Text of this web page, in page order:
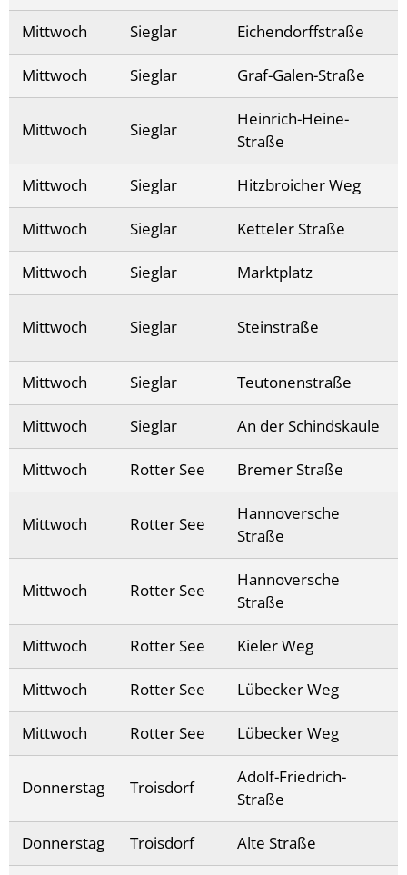
Mittwoch Sieglar Eichendorffstraße
Mittwoch Sieglar Graf-Galen-Straße
Mittwoch Sieglar
Heinrich-Heine-
Straße
Mittwoch Sieglar Hitzbroicher Weg
Mittwoch Sieglar Ketteler Straße
Mittwoch Sieglar Marktplatz
Mittwoch Sieglar Steinstraße
Mittwoch Sieglar Teutonenstraße
Mittwoch Sieglar An der Schindskaule
Mittwoch Rotter See Bremer Straße
Mittwoch Rotter See
Hannoversche
Straße
Mittwoch Rotter See
Hannoversche
Straße
Mittwoch Rotter See Kieler Weg
Mittwoch Rotter See Lübecker Weg
Mittwoch Rotter See Lübecker Weg
Donnerstag Troisdorf
Adolf-Friedrich-
Straße
Donnerstag Troisdorf Alte Straße